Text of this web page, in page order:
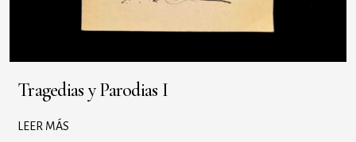
Tragedias y Parodias I
LEER MÁS